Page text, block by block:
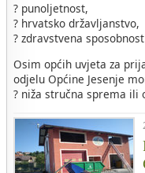
? punoljetnost,
? hrvatsko državljanstvo,
? zdravstvena
Osim općih uvjeta za
odjelu Općine Jesenje
? niža stručna sprema ili